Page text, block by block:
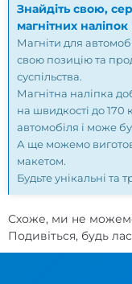
Знайдіть свою,
магнітних наліпок
Магніти для
свою позицію та
суспільства.
Магнітна наліпка
на швидкості до
автомобіля і може
А ще можемо
макетом.
Будьте унікальні та
Схоже, ми не
Подивіться, будь